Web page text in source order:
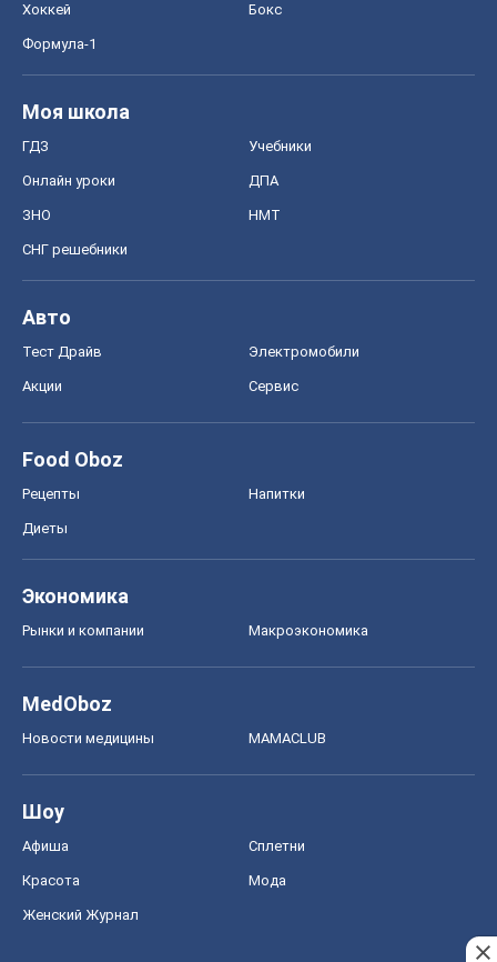
Хоккей Бокс
Формула-1
Моя школа
ГДЗ Учебники
Онлайн уроки ДПА
ЗНО НМТ
СНГ решебники
Авто
Тест Драйв Электромобили
Акции Сервис
Food Oboz
Рецепты Напитки
Диеты
Экономика
Рынки и компании Mакроэкономика
MedOboz
Новости медицины MAMACLUB
Шоу
Афиша Сплетни
Красота Мода
Женский Журнал